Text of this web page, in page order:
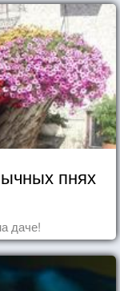
пнях
даче!